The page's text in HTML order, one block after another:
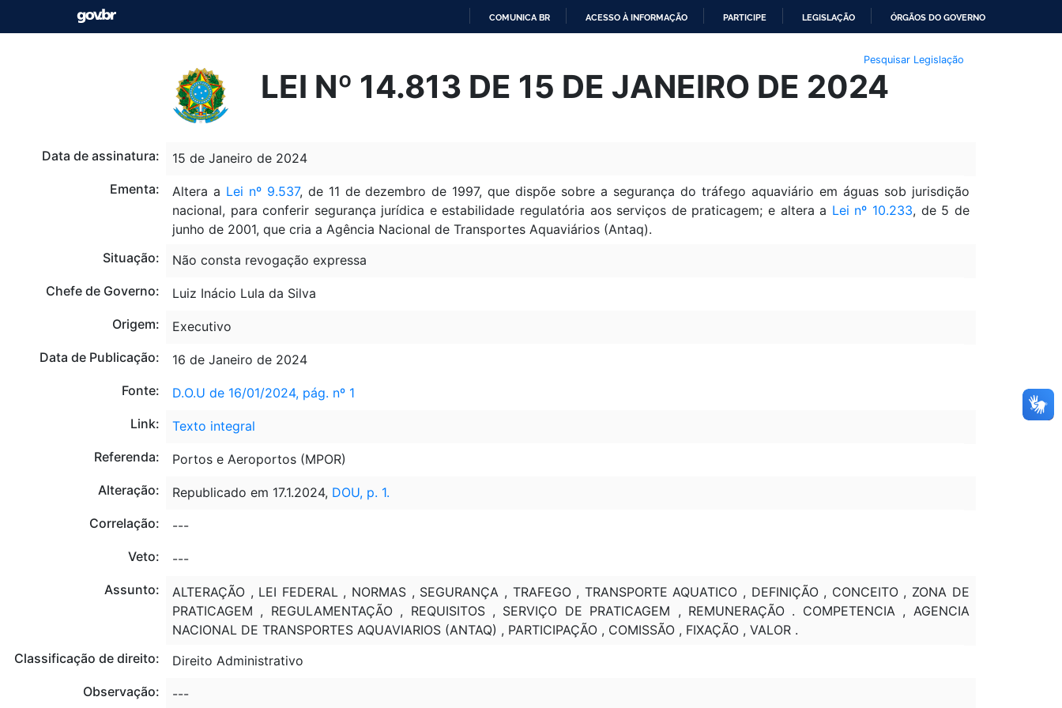
O
CONTEÚDO
COMUNICA BR ACESSO À INFORMAÇÃO PARTICIPE LEGISLAÇÃO ÓRGÃOS DO GOVERNO
Pesquisar Legislação
LEI Nº 14.813 DE 15 DE JANEIRO DE 2024
Data de assinatura:
15 de Janeiro de 2024
Ementa:
Altera a Lei nº 9.537, de 11 de dezembro de 1997, que dispõe sobre a segurança do tráfego aquaviário em águas sob jurisdição
nacional, para conferir segurança jurídica e estabilidade regulatória aos serviços de praticagem; e altera a Lei nº 10.233, de 5 de
junho de 2001, que cria a Agência Nacional de Transportes Aquaviários (Antaq).
Situação:
Não consta revogação expressa
Chefe de Governo:
Luiz Inácio Lula da Silva
Origem:
Executivo
Data de Publicação:
16 de Janeiro de 2024
Fonte:
D.O.U de 16/01/2024, pág. nº 1
Link:
Texto integral
Referenda:
Portos e Aeroportos (MPOR)
Alteração:
Republicado em 17.1.2024, DOU, p. 1.
Correlação:
---
Veto:
---
Assunto:
ALTERAÇÃO , LEI FEDERAL , NORMAS , SEGURANÇA , TRAFEGO , TRANSPORTE AQUATICO , DEFINIÇÃO , CONCEITO , ZONA DE
PRATICAGEM , REGULAMENTAÇÃO , REQUISITOS , SERVIÇO DE PRATICAGEM , REMUNERAÇÃO . COMPETENCIA , AGENCIA
NACIONAL DE TRANSPORTES AQUAVIARIOS (ANTAQ) , PARTICIPAÇÃO , COMISSÃO , FIXAÇÃO , VALOR .
Classificação de direito:
Direito Administrativo
Observação:
---